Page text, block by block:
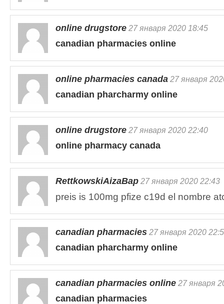
online drugstore 27 января 2020 18:45
canadian pharmacies online
online pharmacies canada 27 января
canadian pharcharmy online
online drugstore 27 января 2020 22:40
online pharmacy canada
RettkowskiAizaBap 27 января 2020 22:43
preis is 100mg pfize c19d el nombre
canadian pharmacies 27 января 2020
canadian pharcharmy online
canadian pharmacies online 27 января
canadian pharmacies